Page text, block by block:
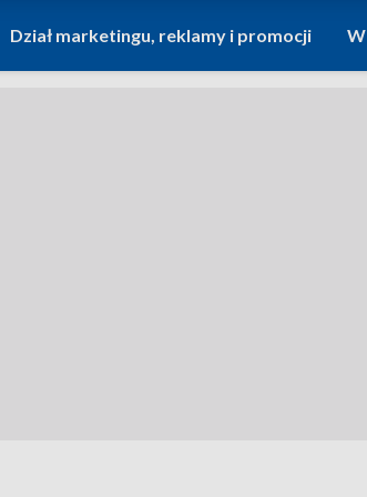
Dział marketingu, reklamy i promocji